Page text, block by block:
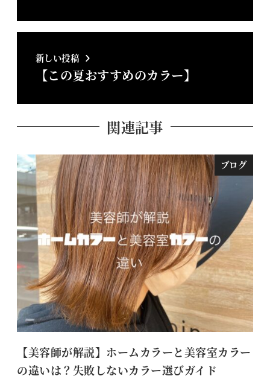
新しい投稿
【この夏おすすめのカラー】
関連記事
ブログ
【美容師が解説】ホームカラーと美容室カラー
の違いは？失敗しないカラー選びガイド